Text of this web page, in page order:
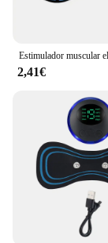
2,41€